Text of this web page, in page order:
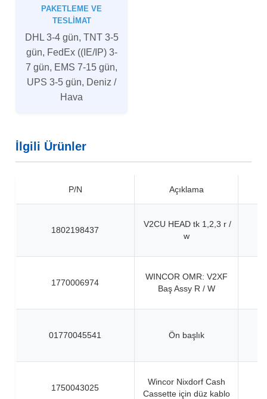
PAKETLEME VE
TESLIMAT
DHL 3-4 gün, TNT 3-5
gün, FedEx ((IE/IP) 3-
7 gün, EMS 7-15 gün,
UPS 3-5 gün, Deniz /
Hava
İlgili Ürünler
P/N Açıklama
1802198437
V2CU HEAD tk 1,2,3 r /
w
1770006974
WINCOR OMR: V2XF
Baş Assy R / W
01770045541 Ön başlık
1750043025
Wincor Nixdorf Cash
Cassette için düz kablo